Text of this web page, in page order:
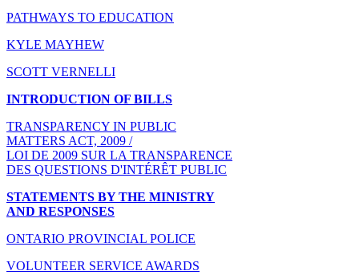
PATHWAYS TO EDUCATION
KYLE MAYHEW
SCOTT VERNELLI
INTRODUCTION OF BILLS
TRANSPARENCY IN PUBLIC
MATTERS ACT, 2009 /
LOI DE 2009 SUR LA TRANSPARENCE
DES QUESTIONS D'INTÉRÊT PUBLIC
STATEMENTS BY THE MINISTRY
AND RESPONSES
ONTARIO PROVINCIAL POLICE
VOLUNTEER SERVICE AWARDS